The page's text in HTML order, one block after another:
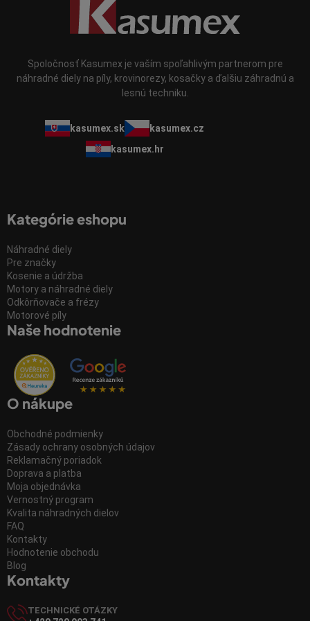
Spoločnosť Kasumex je vaším spoľahlivým partnerom pre
náhradné diely na píly, krovinorezy, kosačky a ďalšiu záhradnú a
lesnú techniku.
kasumex.sk
kasumex.cz
kasumex.hr
Kategórie eshopu
Náhradné diely
Pre značky
Kosenie a údržba
Motory a náhradné diely
Odkôrňovače a frézy
Motorové píly
Naše hodnotenie
O nákupe
Obchodné podmienky
Zásady ochrany osobných údajov
Reklamačný poriadok
Doprava a platba
Moja objednávka
Vernostný program
Kvalita náhradných dielov
FAQ
Kontakty
Hodnotenie obchodu
Blog
Kontakty
TECHNICKÉ OTÁZKY